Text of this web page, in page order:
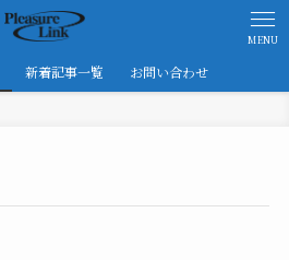
MENU
新着記事一覧 お問い合わせ